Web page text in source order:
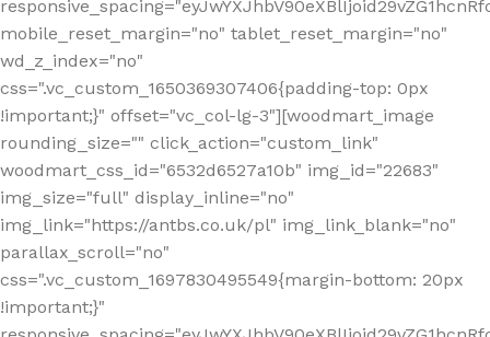
mobile_reset_margin="no" tablet_reset_margin="no"
wd_z_index="no"
css=".vc_custom_1650369307406{padding-top: 0px
!important;}" offset="vc_col-lg-3"][woodmart_image
rounding_size="" click_action="custom_link"
woodmart_css_id="6532d6527a10b" img_id="22683"
img_size="full" display_inline="no"
img_link="https://antbs.co.uk/pl" img_link_blank="no"
parallax_scroll="no"
css=".vc_custom_1697830495549{margin-bottom: 20px
!important;}"